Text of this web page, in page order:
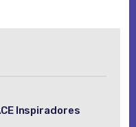
Inspiradores